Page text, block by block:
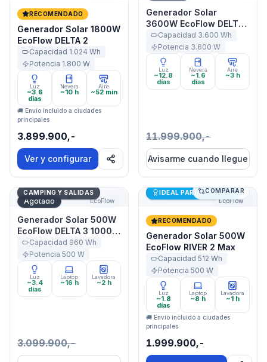
RECOMENDADO
Generador Solar 1800W
EcoFlow DELTA 2
Capacidad 1.024 Wh
Potencia 1.800 W
Luz
~3.6
días
Nevera
~10 h
Aire
~52 min
🚚 Envío incluido a ciudades
principales
3.899.900,-
Ver y configurar
Generador Solar
3600W EcoFlow DELTA
ProCapacidad 3.600 Wh
Potencia 3.600 W
Luz
~12.8
días
Nevera
~1.6
días
Aire
~3 h
11.999.900,-
Avisarme cuando llegue
Generador Solar 500W EcoFlow DELTA 3 1000 Air
Agotado EcoFlow
CAMPING Y SALIDAS
Generador Solar 500W
EcoFlow DELTA 3 1000
AirCapacidad 960 Wh
Potencia 500 W
Luz
~3.4
días
Laptop
~16 h
Lavadora
~2 h
3.099.900,-
Generador Solar 500W
EcoFlow
Últimas unidades
IDEAL PARA STARLINK
COMPARAR
RECOMENDADO
Generador Solar 500W
EcoFlow RIVER 2 Max
Capacidad 512 Wh
Potencia 500 W
Luz
~1.8
días
Laptop
~8 h
Lavadora
~1 h
🚚 Envío incluido a ciudades
principales
1.999.900,-